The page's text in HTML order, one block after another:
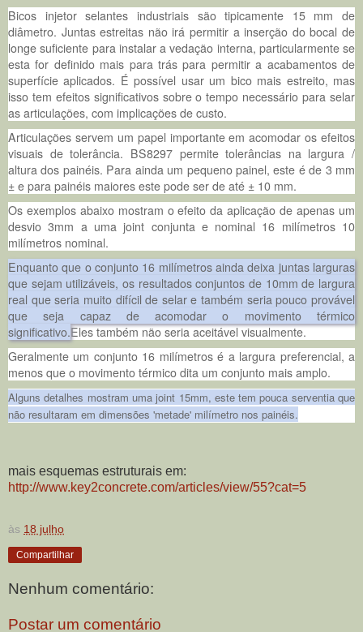
Bicos injetor selantes industriais são tipicamente 15 mm de
diâmetro. Juntas estreitas não irá permitir a inserção do bocal de
longe suficiente para instalar a vedação interna, particularmente se
esta for definido mais para trás para permitir a acabamentos de
superfície aplicados. É possível usar um bico mais estreito, mas
isso tem efeitos significativos sobre o tempo necessário para selar
as articulações, com implicações de custo.
Articulações servem um papel importante em acomodar os efeitos
visuais de tolerância. BS8297 permite tolerâncias na largura /
altura dos painéis. Para ainda um pequeno painel, este é de 3 mm
± e para painéis maiores este pode ser de até ± 10 mm.
Os exemplos abaixo mostram o efeito da aplicação de apenas um
desvio 3mm a uma joint conjunta e nominal 16 milímetros 10
milímetros nominal.
Enquanto que o conjunto 16 milímetros ainda deixa juntas larguras
que sejam utilizáveis, os resultados conjuntos de 10mm de largura
real que seria muito difícil de selar e também seria pouco provável
que seja capaz de acomodar o movimento térmico
significativo.Eles também não seria aceitável visualmente.
Geralmente um conjunto 16 milímetros é a largura preferencial, a
menos que o movimento térmico dita um conjunto mais amplo.
Alguns detalhes mostram uma joint 15mm, este tem pouca serventia que
não resultaram em dimensões 'metade' milímetro nos painéis.
mais esquemas estruturais em:
http://www.key2concrete.com/articles/view/55?cat=5
às 18 julho
Compartilhar
Nenhum comentário:
Postar um comentário